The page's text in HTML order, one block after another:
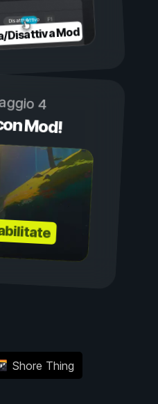
Attivo
Disattivo
Disattiva Mod
4
Mod!
Shore Thing